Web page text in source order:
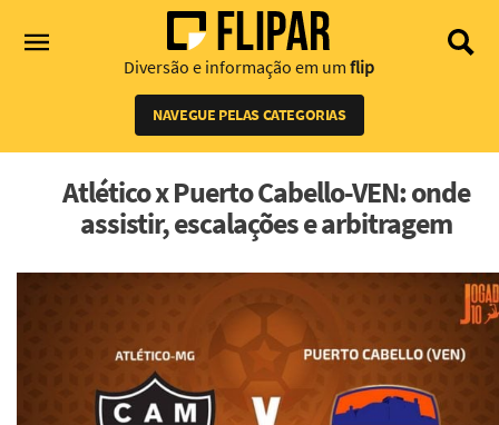
Diversão e informação em um flip
NAVEGUE PELAS CATEGORIAS
Atlético x Puerto Cabello-VEN: onde
assistir, escalações e arbitragem